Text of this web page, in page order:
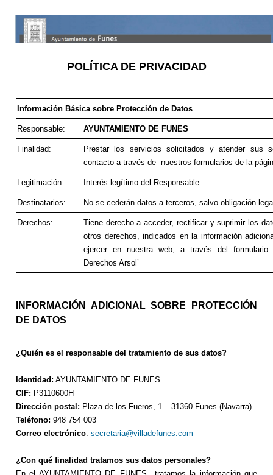
POLÍTICA DE PRIVACIDAD
Información Básica sobre Protección de Datos
Responsable: AYUNTAMIENTO DE FUNES
Finalidad:
Prestar los servicios solicitados y atender sus
contacto a través de nuestros formularios de la
Legitimación: Interés legítimo del Responsable
Destinatarios: No se cederán datos a terceros, salvo obligación
Derechos:
Tiene derecho a acceder, rectificar y suprimir los
otros derechos, indicados en la información
ejercer en nuestra web, a través del formulario
Derechos Arsol’
INFORMACIÓN ADICIONAL SOBRE PROTECCIÓN
DE DATOS
¿Quién es el responsable del tratamiento de sus datos?
Identidad: AYUNTAMIENTO DE FUNES
CIF: P3110600H
Dirección postal: Plaza de los Fueros, 1 – 31360 Funes (Navarra)
Teléfono: 948 754 003
Correo electrónico: secretaria@villadefunes.com
¿Con qué finalidad tratamos sus datos personales?